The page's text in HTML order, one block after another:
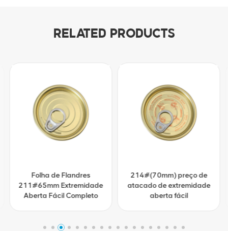
RELATED PRODUCTS
Folha de Flandres
211#65mm Extremidade
Aberta Fácil Completo
214#(70mm) preço de
atacado de extremidade
aberta fácil
+8617855139217